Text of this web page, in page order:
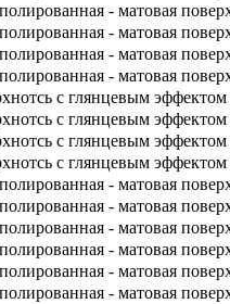
- матовая
- матовая
- матовая
- матовая
с глянцевым эффектом
с глянцевым эффектом
с глянцевым эффектом
с глянцевым эффектом
- матовая
- матовая
- матовая
- матовая
- матовая
- матовая